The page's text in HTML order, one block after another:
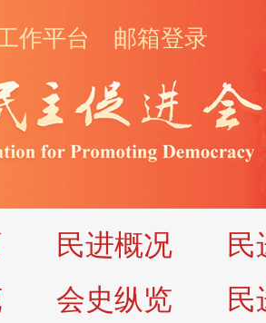
作平台 邮箱登录
民进概况
民
会史纵览 民